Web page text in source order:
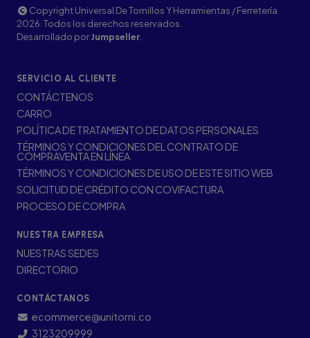
Copyright Universal De Tornillos Y Herramientas / Ferretería
2026. Todos los derechos reservados.
Desarrollado porJumpseller
SERVICIO AL CLIENTE
CONTÁCTENOS
CARRO
POLÍTICA DE TRATAMIENTO DE DATOS PERSONALES
TÉRMINOS Y CONDICIONES DEL CONTRATO DE
COMPRAVENTA EN LÍNEA
TÉRMINOS Y CONDICIONES DE USO DE ESTE SITIO WEB
SOLICITUD DE CRÉDITO CON COVIFACTURA
PROCESO DE COMPRA
NUESTRA EMPRESA
NUESTRAS SEDES
DIRECTORIO
CONTÁCTANOS
ecommerce@unitorni.co
3123209999